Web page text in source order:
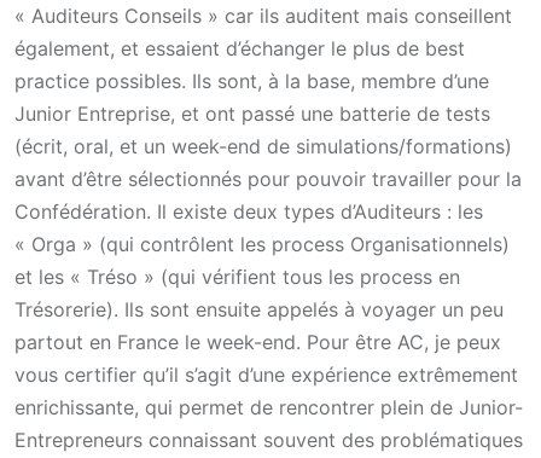
« Auditeurs Conseils » car ils auditent mais conseillent
également, et essaient d’échanger le plus de best
practice possibles. Ils sont, à la base, membre d’une
Junior Entreprise, et ont passé une batterie de tests
(écrit, oral, et un week-end de simulations/formations)
avant d’être sélectionnés pour pouvoir travailler pour la
Confédération. Il existe deux types d’Auditeurs : les
« Orga » (qui contrôlent les process Organisationnels)
et les « Tréso » (qui vérifient tous les process en
Trésorerie). Ils sont ensuite appelés à voyager un peu
partout en France le week-end. Pour être AC, je peux
vous certifier qu’il s’agit d’une expérience extrêmement
enrichissante, qui permet de rencontrer plein de Junior-
Entrepreneurs connaissant souvent des problématiques